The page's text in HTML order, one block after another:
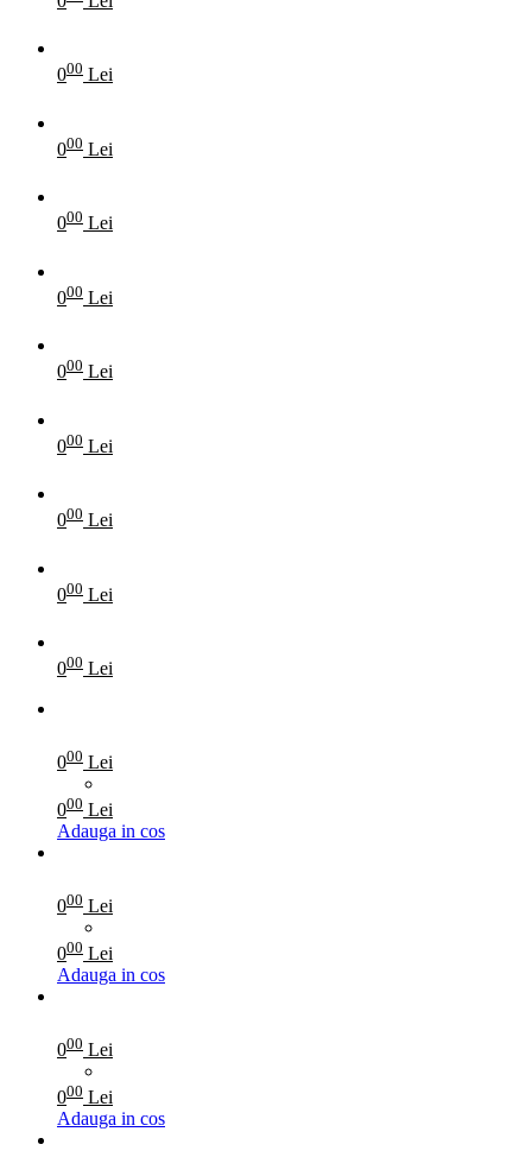
000 Lei
000 Lei
000 Lei
000 Lei
000 Lei
000 Lei
000 Lei
000 Lei
000 Lei
000 Lei
000 Lei
Adauga in cos
000 Lei
000 Lei
Adauga in cos
000 Lei
000 Lei
Adauga in cos